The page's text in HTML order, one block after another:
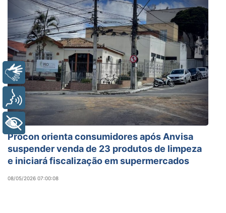
Procon orienta consumidores após Anvisa
suspender venda de 23 produtos de limpeza
e iniciará fiscalização em supermercados
08/05/2026 07:00:08
Libras
Voz
+ Acessibilidade